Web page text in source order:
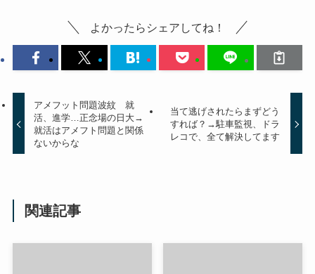
よかったらシェアしてね！
アメフット問題波紋 就
活、進学…正念場の日大→
就活はアメフト問題と関係
ないからな
当て逃げされたらまずどう
すれば？→駐車監視、ドラ
レコで、全て解決してます
関連記事